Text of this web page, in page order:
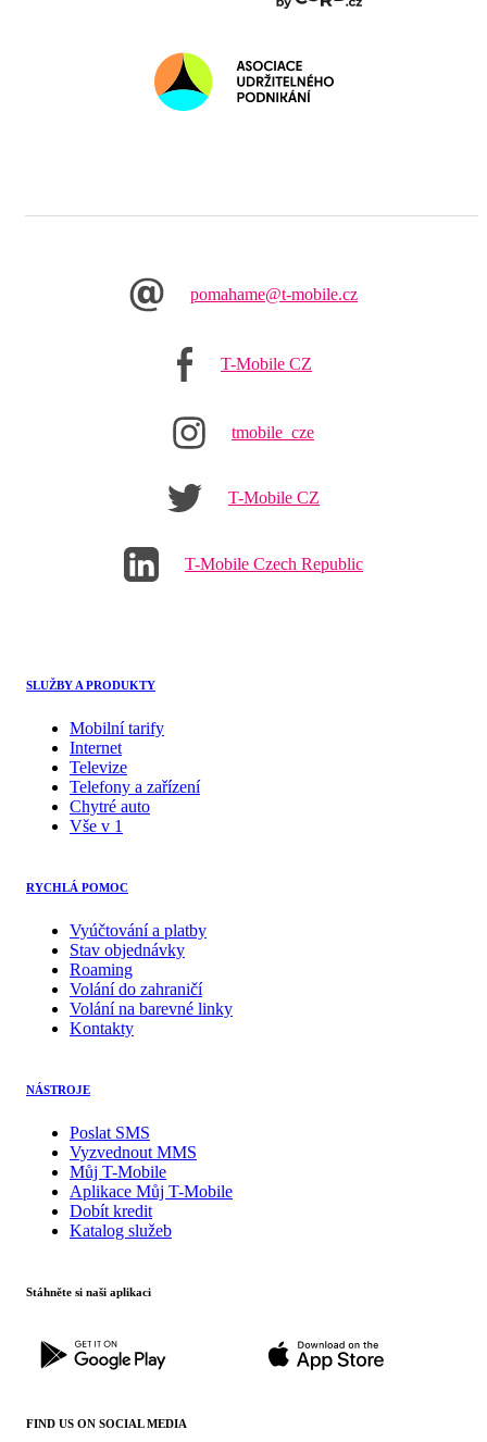
pomahame@t-mobile.cz
T-Mobile CZ
tmobile_cze
T-Mobile CZ
T-Mobile Czech Republic
SLUŽBY A PRODUKTY
Mobilní tarify
Internet
Televize
Telefony a zařízení
Chytré auto
Vše v 1
RYCHLÁ POMOC
Vyúčtování a platby
Stav objednávky
Roaming
Volání do zahraničí
Volání na barevné linky
Kontakty
NÁSTROJE
Poslat SMS
Vyzvednout MMS
Můj T-Mobile
Aplikace Můj T-Mobile
Dobít kredit
Katalog služeb
Stáhněte si naši aplikaci
FIND US ON SOCIAL MEDIA